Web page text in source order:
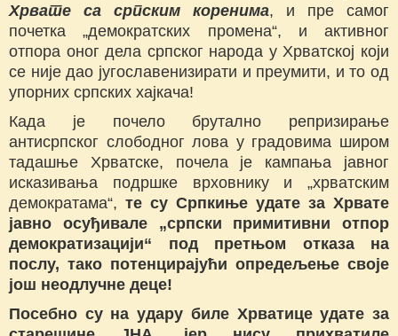
Хрвате са српским коренима, и пре самог
почетка „демократских промена“, и активног
отпора оног дела српског народа у Хрватској који
се није дао југославенизирати и преумити, и то од
упорних српских хајкача!
Када је почело брутално репризирање
антисрпског слободног лова у градовима широм
тадашње Хрватске, почела је кампања јавног
исказивања подршке врховнику и „хрватским
демократама“, те су Српкиње удате за Хрвате
јавно осуђивале „српски примитивни отпор
демократизацији“ под претњом отказа на
послу, тако потенцирајући опредељење своје
још неодлучне деце!
Посебно су на удару биле Хрватице удате за